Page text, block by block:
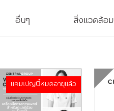
อื่นๆ สิ่งแวดล้อม
แคมเปญนี้หมดอายุแล้ว